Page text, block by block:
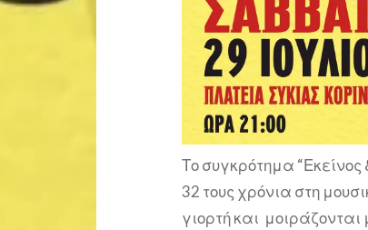
Το συγκρότημα “Εκείνος
32 τους χρόνια στη
γιορτή και